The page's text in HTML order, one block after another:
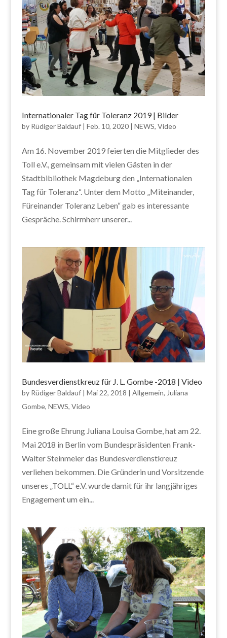
Internationaler Tag für Toleranz 2019 | Bilder
by Rüdiger Baldauf| Feb. 10, 2020| NEWS, Video
Am 16. November 2019 feierten die Mitglieder des
Toll e.V., gemeinsam mit vielen Gästen in der
Stadtbibliothek Magdeburg den „Internationalen
Tag für Toleranz“. Unter dem Motto „Miteinander,
Füreinander Toleranz Leben“ gab es interessante
Gespräche. Schirmherr unserer...
Bundesverdienstkreuz für J. L. Gombe -2018 | Video
by Rüdiger Baldauf| Mai 22, 2018 | Allgemein, Juliana
Gombe, NEWS, Video
Eine große Ehrung Juliana Louisa Gombe, hat am 22.
Mai 2018 in Berlin vom Bundespräsidenten Frank-
Walter Steinmeier das Bundesverdienstkreuz
verliehen bekommen. Die Gründerin und Vorsitzende
unseres „TOLL“ e.V. wurde damit für ihr langjähriges
Engagement um ein...